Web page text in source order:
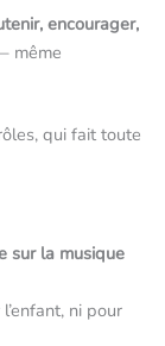
encourager,
même
qui fait toute
sur la musique
ni pour